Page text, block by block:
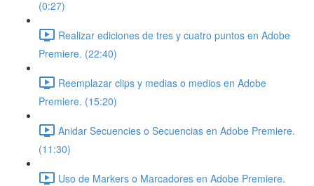
(0:27)
Realizar ediciones de tres y cuatro puntos en Adobe
Premiere. (22:40)
Reemplazar clips y medias o medios en Adobe
Premiere. (15:20)
Anidar Secuencies o Secuencias en Adobe Premiere.
(11:30)
Uso de Markers o Marcadores en Adobe Premiere.